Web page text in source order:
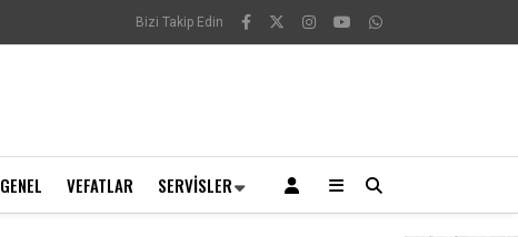
Bizi Takip Edin
GENEL VEFATLAR SERVISLER